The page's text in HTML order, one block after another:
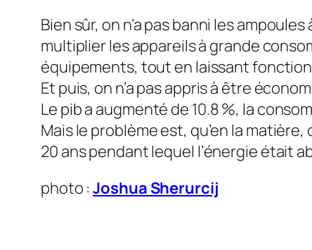
Bien sûr, on n’a pas banni les
multiplier les appareils à grande
équipements, tout en laissant
Et puis, on n’a pas appris à être
Le pib a augmenté de 10.8 %, la
Mais le problème est, qu’en la matière,
20 ans pendant lequel l’énergie était
photo :Joshua Sherurcij